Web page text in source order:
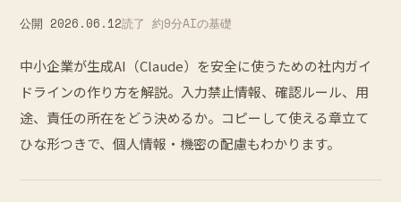
公開 2026.06.12読了 約9分AIの基礎
中小企業が生成AI（Claude）を安全に使うための社内ガイ
ドラインの作り方を解説。入力禁止情報、確認ルール、用
途、責任の所在をどう決めるか。コピーして使える章立て
ひな形つきで、個人情報・機密の配慮もわかります。